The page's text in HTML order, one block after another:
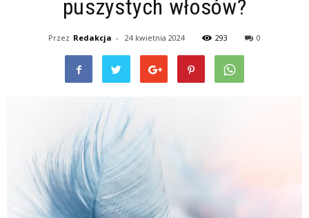
puszystych włosów?
Przez Redakcja - 24 kwietnia 2024 293 0